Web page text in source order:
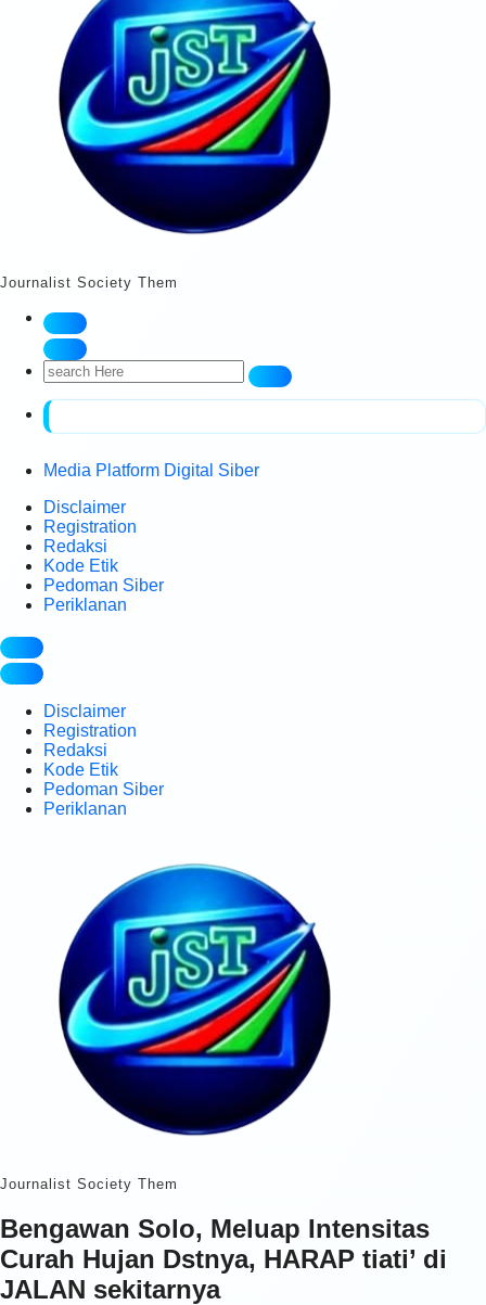
Journalist Society Them
Search
for:
Media Platform Digital Siber
Disclaimer
Registration
Redaksi
Kode Etik
Pedoman Siber
Periklanan
Disclaimer
Registration
Redaksi
Kode Etik
Pedoman Siber
Periklanan
Journalist Society Them
Bengawan Solo, Meluap Intensitas
Curah Hujan Dstnya, HARAP tiati’ di
JALAN sekitarnya